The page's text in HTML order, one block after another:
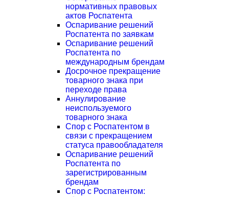
нормативных правовых
актов Роспатента
Оспаривание решений
Роспатента по заявкам
Оспаривание решений
Роспатента по
международным брендам
Досрочное прекращение
товарного знака при
переходе права
Аннулирование
неиспользуемого
товарного знака
Спор с Роспатентом в
связи с прекращением
статуса правообладателя
Оспаривание решений
Роспатента по
зарегистрированным
брендам
Спор с Роспатентом: